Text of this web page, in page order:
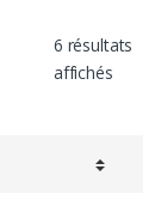
6 résultats
affichés